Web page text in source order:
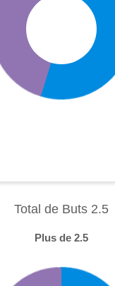
Total de Buts 2.5
Plus de 2.5